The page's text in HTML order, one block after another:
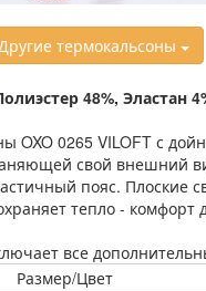
термокальсоны
48%, Эластан
OXO 0265 VILOFT с
свой внешний
пояс. Плоские
тепло -
все
Размер/Цвет